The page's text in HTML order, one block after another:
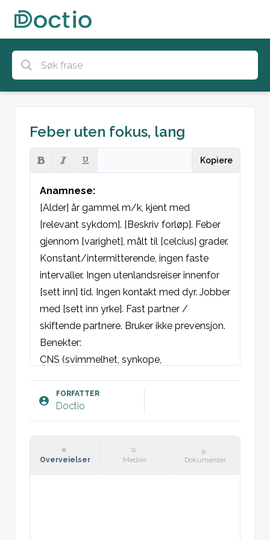
Feber uten fokus, lang
Kopiere
Anamnese:
[Alder] år gammel m/k, kjent med
[relevant sykdom]. [Beskriv forløp]. Feber
gjennom [varighet], målt til [celcius] grader.
Konstant/intermitterende, ingen faste
intervaller. Ingen utenlandsreiser innenfor
[sett inn] tid. Ingen kontakt med dyr. Jobber
med [sett inn yrke]. Fast partner /
skiftende partnere. Bruker ikke prevensjon.
Benekter:
CNS (svimmelhet, synkope,
synsforstyrrelser)
CP (kortpustethet, hoste, brystsmerter,
GI (oppkast, kvalme, sure oppstøt,
FORFATTER
Doctio
Overveielser Medier Dokumenter